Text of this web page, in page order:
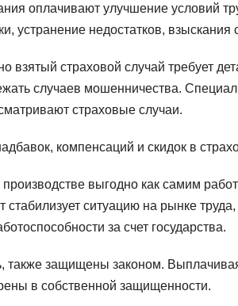
оплачивают улучшение условий
устранение недостатков, взыскания
взятый страховой случай требует
случаев мошенничества.
страховые случаи.
компенсаций и скидок в
выгодно как самим
стабилизует ситуацию на рынке
за счет государства.
также защищены законом.
в собственной защищенности.